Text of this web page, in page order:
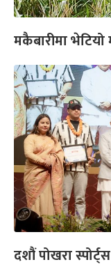
मकैबारीमा
दशौं पोखरा